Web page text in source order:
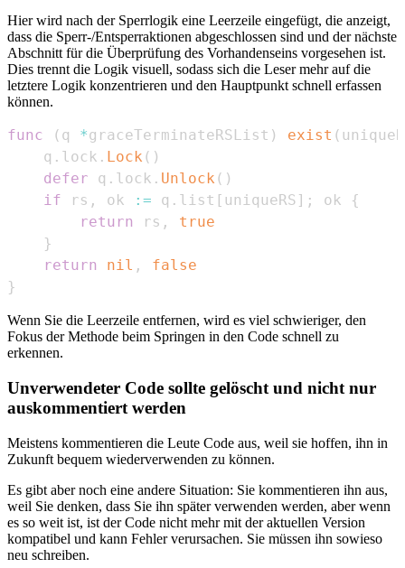
Hier wird nach der Sperrlogik eine Leerzeile eingefügt, die anzeigt,
dass die Sperr-/Entsperraktionen abgeschlossen sind und der nächste
Abschnitt für die Überprüfung des Vorhandenseins vorgesehen ist.
Dies trennt die Logik visuell, sodass sich die Leser mehr auf die
letztere Logik konzentrieren und den Hauptpunkt schnell erfassen
können.
func ( q *graceTerminateRSList ) exist (
    q
. lock . Lock ( )
defer q . lock . Unlock ( )
if rs , ok := q . list [ uniqueRS ] ; ok
{
return
rs ,
true
}
return
nil ,
false
}
Wenn Sie die Leerzeile entfernen, wird es viel schwieriger, den
Fokus der Methode beim Springen in den Code schnell zu
erkennen.
Unverwendeter Code sollte gelöscht und nicht nur
auskommentiert werden
Meistens kommentieren die Leute Code aus, weil sie hoffen, ihn in
Zukunft bequem wiederverwenden zu können.
Es gibt aber noch eine andere Situation: Sie kommentieren ihn aus,
weil Sie denken, dass Sie ihn später verwenden werden, aber wenn
es so weit ist, ist der Code nicht mehr mit der aktuellen Version
kompatibel und kann Fehler verursachen. Sie müssen ihn sowieso
neu schreiben.